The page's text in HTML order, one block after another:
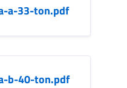
a-33-ton.pdf
b-40-ton.pdf